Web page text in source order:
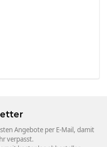
Angebote per E-Mail, damit
verpasst.